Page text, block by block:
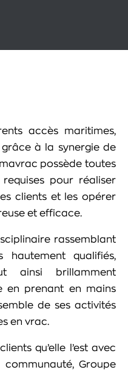
accès maritimes,
à la synergie de
possède toutes
requises pour réaliser
clients et les opérer
et efficace.
rassemblant
hautement qualifiés,
ainsi brillamment
en prenant en mains
de ses activités
en vrac.
qu’elle l’est avec
Groupe